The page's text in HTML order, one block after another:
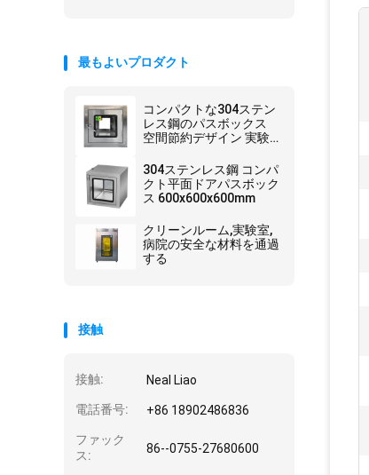
最もよいプロダクト
コンパクトな304ステン
レス鋼のパスボックス
空間節約デザイン 実験
304ステンレス鋼 コンパ
クト平面ドアパスボック
ス 600x600x600mm
クリーンルーム,実験室,
病院の安全な材料を通過
する
接触
接触: Neal Liao
電話番号: +86 18902486836
ファック
ス:
86--0755-27680600